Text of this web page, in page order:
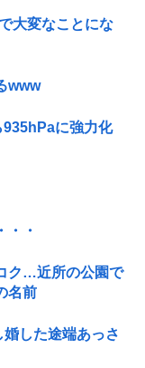
大変なことにな
www
に強力化
・・
ク…近所の公園で
名前
婚した途端あっさ